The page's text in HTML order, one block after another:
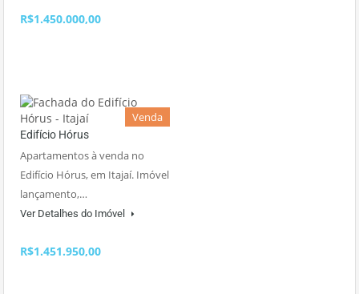
R$1.450.000,00
Venda
Edifício Hórus
Apartamentos à venda no
Edifício Hórus, em Itajaí. Imóvel
lançamento,…
Ver Detalhes do Imóvel
R$1.451.950,00